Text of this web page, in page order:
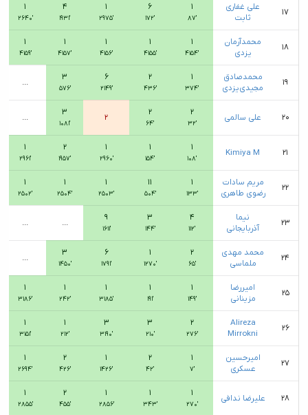
۱۷
علی غفاری
ثابت
۱
۸۷′
۶
۱۷۲′
۱
۲۹۷۵′
۴
۱۹۳۱′
۱
۲۶۴۰′
۱۸
محمدآرمان
یزدی
۱
۴۱۵۴′
۱
۴۱۵۵′
۱
۴۱۵۶′
۱
۴۱۵۷′
۱
۴۱۵۹′
۱۹
محمدصادق
مجیدی‌یزدی
۱
۳۷۴′
۲
۴۳۶′
۶
۲۱۴۹′
۳
۵۷۶′
...
۲۰ علی سالمی ۲
۳۲′
۲
۶۴′
۲ ۳
۱۰۸۱′
...
۲۱ Kimiya M ۱
۱۰۸′
۱
۱۵۴′
۱
۲۹۶۰′
۲
۱۹۵۷′
۱
۲۹۶۱′
۲۲
مریم سادات
رضوی طاهری
۱
۱۳۳′
۱۱
۵۰۴′
۱
۲۵۰۳′
۱
۲۵۰۴′
۱
۲۵۰۲′
۲۳
نیما
آذربایجانی
۴
۱۱۲′
۳
۱۴۴′
۹
۱۶۱۱′
...
...
۲۴
محمد مهدی
ملماسی
۲
۶۵′
۱
۱۲۷۰′
۶
۱۷۹۱′
۳
۱۴۵۰′
...
۲۵
امیررضا
مزینانی
۱
۱۴۹′
۱
۱۹۱′
۱
۳۱۸۵′
۱
۲۴۲′
۱
۳۱۸۶′
۲۶
Alireza
Mirrokni
۲
۲۷۶′
۳
۲۱۰′
۳
۳۱۹۰′
۱
۲۱۲′
۱
۳۱۵۱′
۲۷
امیرحسین
عسکری
۱
۷′
۲
۴۲′
۱
۱۴۲۶′
۲
۴۲۶′
۱
۲۶۹۴′
۲۸ علیرضا ندافی ۱
۲۷۰′
۱
۳۴۳′
۱
۲۸۵۶′
۲
۴۵۵′
۱
۲۸۵۵′